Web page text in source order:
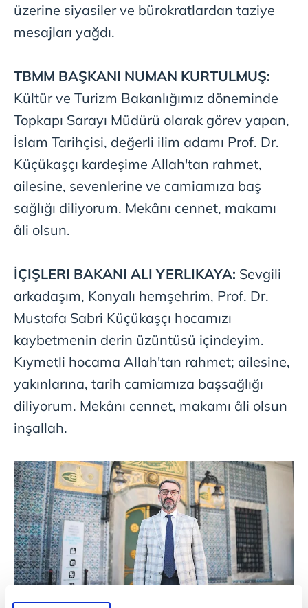
üzerine siyasiler ve bürokratlardan taziye
mesajları yağdı.
TBMM BAŞKANI NUMAN KURTULMUŞ:
Kültür ve Turizm Bakanlığımız döneminde
Topkapı Sarayı Müdürü olarak görev yapan,
İslam Tarihçisi, değerli ilim adamı Prof. Dr.
Küçükaşçı kardeşime Allah'tan rahmet,
ailesine, sevenlerine ve camiamıza baş
sağlığı diliyorum. Mekânı cennet, makamı
âli olsun.
İÇIŞLERI BAKANI ALIYERLIKAYA: Sevgili
arkadaşım, Konyalı hemşehrim, Prof. Dr.
Mustafa Sabri Küçükaşçı hocamızı
kaybetmenin derin üzüntüsü içindeyim.
Kıymetli hocama Allah'tan rahmet; ailesine,
yakınlarına, tarih camiamıza başsağlığı
diliyorum. Mekânı cennet, makamı âli olsun
inşallah.